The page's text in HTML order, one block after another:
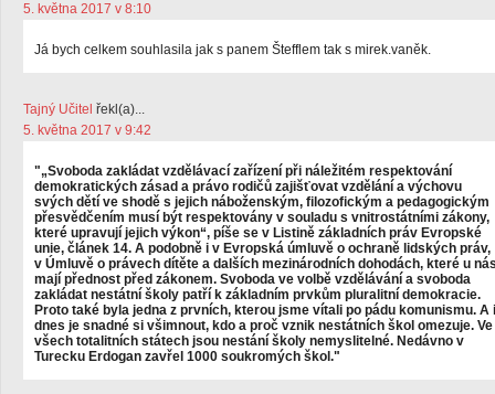
5. května 2017 v 8:10
Já bych celkem souhlasila jak s panem Štefflem tak s mirek.vaněk.
Tajný Učitel řekl(a)...
5. května 2017 v 9:42
"„Svoboda zakládat vzdělávací zařízení při náležitém respektování
demokratických zásad a právo rodičů zajišťovat vzdělání a výchovu
svých dětí ve shodě s jejich náboženským, filozofickým a pedagogickým
přesvědčením musí být respektovány v souladu s vnitrostátními zákony,
které upravují jejich výkon“, píše se v Listině základních práv Evropské
unie, článek 14. A podobně i v Evropská úmluvě o ochraně lidských práv,
v Úmluvě o právech dítěte a dalších mezinárodních dohodách, které u
mají přednost před zákonem. Svoboda ve volbě vzdělávání a svoboda
zakládat nestátní školy patří k základním prvkům pluralitní demokracie.
Proto také byla jedna z prvních, kterou jsme vítali po pádu komunismu. A i
dnes je snadné si všimnout, kdo a proč vznik nestátních škol omezuje. Ve
všech totalitních státech jsou nestání školy nemyslitelné. Nedávno v
Turecku Erdogan zavřel 1000 soukromých škol."